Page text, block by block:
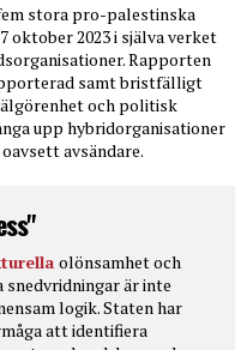
stora pro-palestinska
oktober 2023 i själva verket
Rapporten
samt bristfälligt
och politisk
upp hybridorganisationer
avsändare.
olönsamhet och
är inte
logik. Staten har
att identifiera